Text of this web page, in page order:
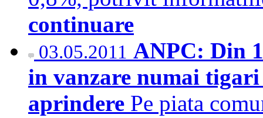
continuare
03.05.2011 ANPC: Din
in vanzare numai
aprindere Pe piata